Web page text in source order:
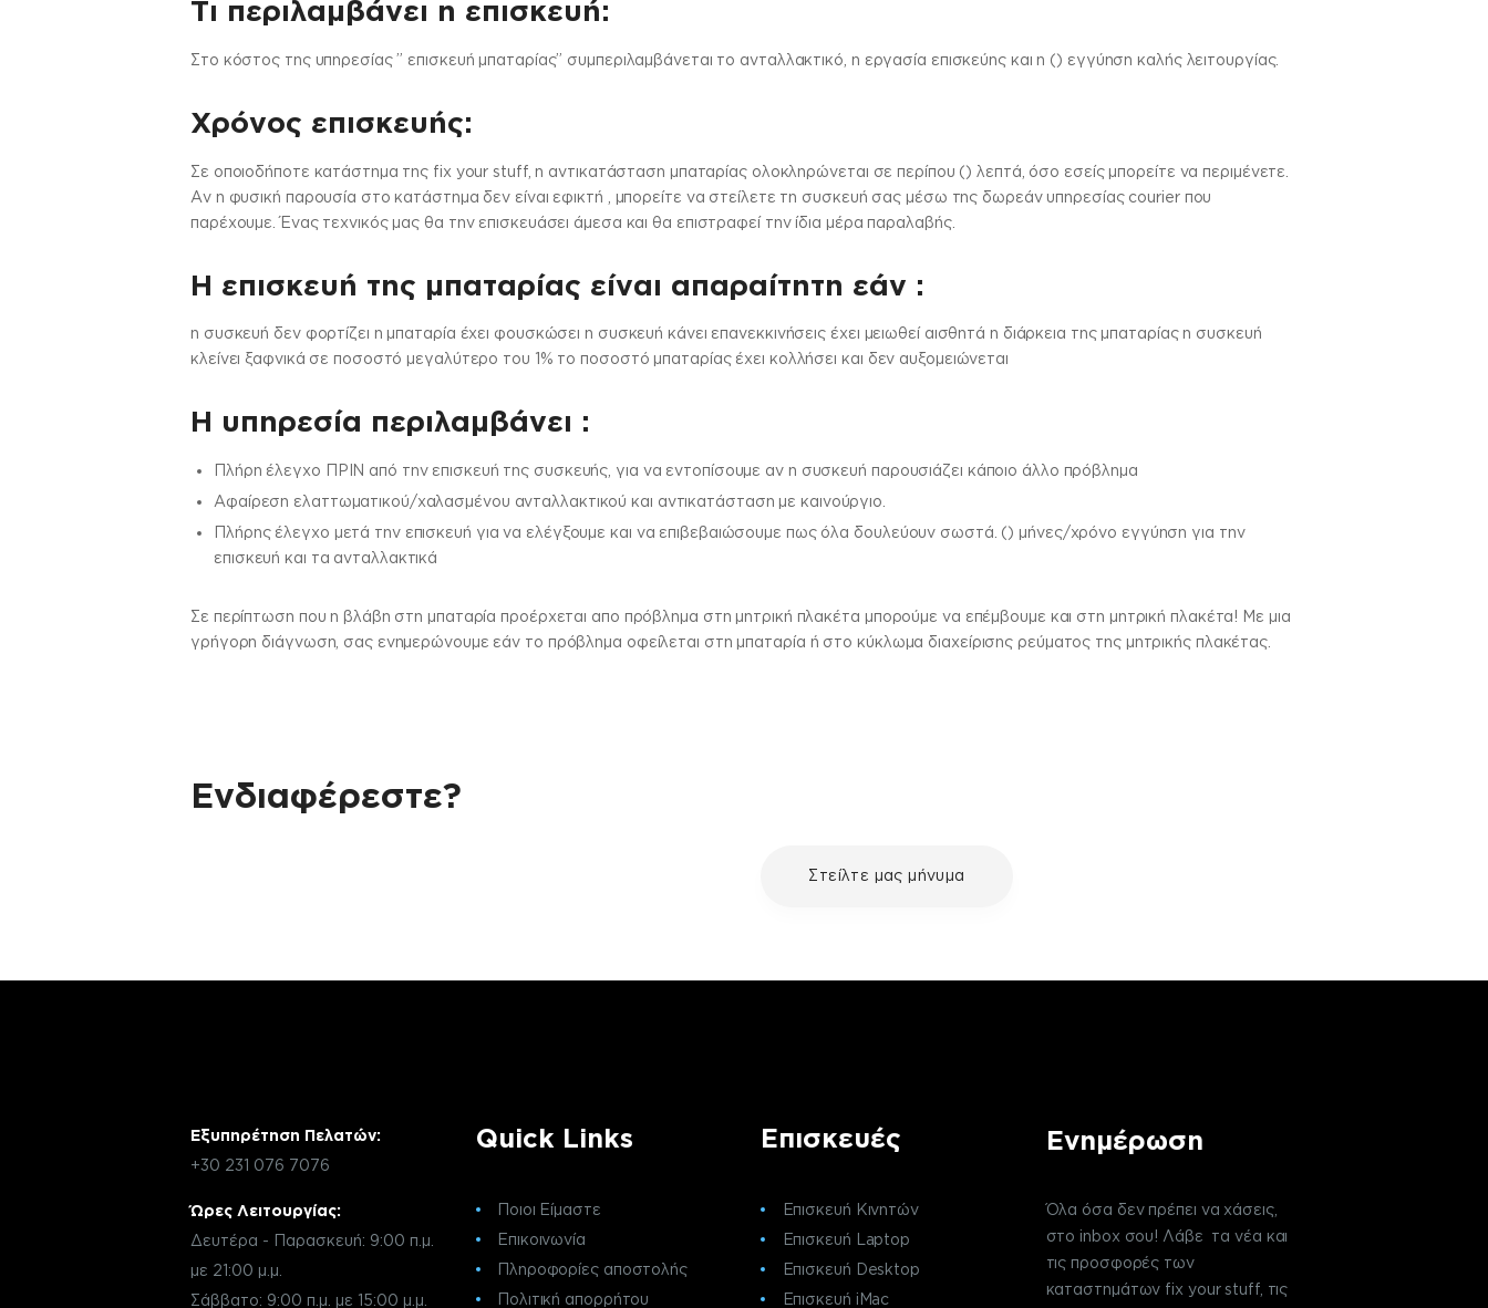
Τι περιλαμβάνει η επισκευή:
Στo κόστος της υπηρεσίας ” επισκευή μπαταρίας” συμπεριλαμβάνεται το ανταλλακτικό, η εργασία επισκεύης και η () εγγύηση καλής λειτουργίας.
Χρόνος επισκευής:
Σε οποιοδήποτε κατάστημα της fix your stuff, η αντικατάσταση μπαταρίας ολοκληρώνεται σε περίπου () λεπτά, όσο εσείς μπορείτε να περιμένετε.
Αν η φυσική παρουσία στο κατάστημα δεν είναι εφικτή , μπορείτε να στείλετε τη συσκευή σας μέσω της δωρεάν υπηρεσίας courier που
παρέχουμε. Ένας τεχνικός μας θα την επισκευάσει άμεσα και θα επιστραφεί την ίδια μέρα παραλαβής.
Η επισκευή της μπαταρίας είναι απαραίτητη εάν :
η συσκευή δεν φορτίζει η μπαταρία έχει φουσκώσει η συσκευή κάνει επανεκκινήσεις έχει μειωθεί αισθητά η διάρκεια της μπαταρίας η συσκευή
κλείνει ξαφνικά σε ποσοστό μεγαλύτερο του 1% το ποσοστό μπαταρίας έχει κολλήσει και δεν αυξομειώνεται
H υπηρεσία περιλαμβάνει :
Πλήρη έλεγχο ΠΡΙΝ από την επισκευή της συσκευής, για να εντοπίσουμε αν η συσκευή παρουσιάζει κάποιο άλλο πρόβλημα
Αφαίρεση ελαττωματικού/χαλασμένου ανταλλακτικού και αντικατάσταση με καινούργιο.
Πλήρης έλεγχο μετά την επισκευή για να ελέγξουμε και να επιβεβαιώσουμε πως όλα δουλεύουν σωστά. () μήνες/χρόνο εγγύηση για την
επισκευή και τα ανταλλακτικά
Σε περίπτωση που η βλάβη στη μπαταρία προέρχεται απο πρόβλημα στη μητρική πλακέτα μπορούμε να επέμβουμε και στη μητρική πλακέτα! Με μια
γρήγορη διάγνωση, σας ενημερώνουμε εάν το πρόβλημα οφείλεται στη μπαταρία ή στο κύκλωμα διαχείρισης ρεύματος της μητρικής πλακέτας.
Ενδιαφέρεστε?
Στείλτε μας μήνυμα
Εξυπηρέτηση Πελατών:
+30 231 076 7076
Ώρες Λειτουργίας:
Δευτέρα - Παρασκευή: 9:00 π.μ.
με 21:00 μ.μ.
Σάββατο: 9:00 π.μ. με 15:00 μ.μ.
Quick Links
Ποιοι Είμαστε
Επικοινωνία
Πληροφορίες αποστολής
Πολιτική απορρήτου
Επισκευές
Επισκευή Κινητών
Επισκευή Laptop
Επισκευή Desktop
Επισκευή iMac
Ενημέρωση
Όλα όσα δεν πρέπει να χάσεις,
στο inbox σου! Λάβε τα νέα και
τις προσφορές των
καταστημάτων fix your stuff, τις